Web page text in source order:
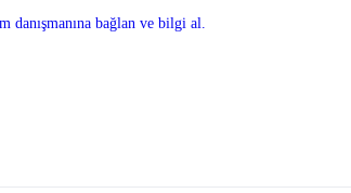
bağlan ve bilgi al.